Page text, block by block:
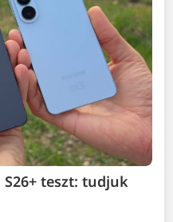
S26+ teszt: tudjuk